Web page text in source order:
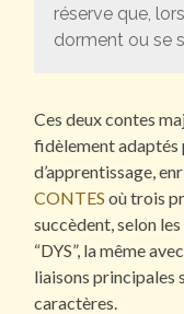
réserve que,
dorment ou se
Ces deux contes
fidèlement adaptés
d’apprentissage,
CONTES où trois
succèdent, selon
“DYS”, la même
liaisons principales
caractères.